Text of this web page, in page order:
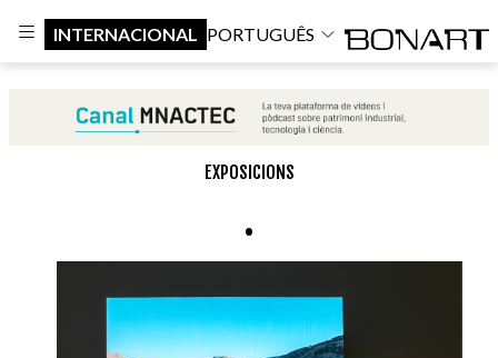
INTERNACIONAL PORTUGUÊS
EXPOSICIONS
.